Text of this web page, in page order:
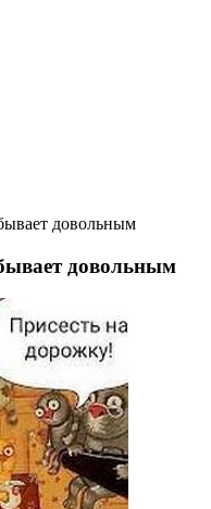
довольным
довольным